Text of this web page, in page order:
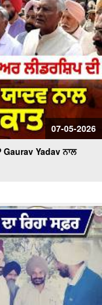
07-05-2026
Yadav ਨਾਲ